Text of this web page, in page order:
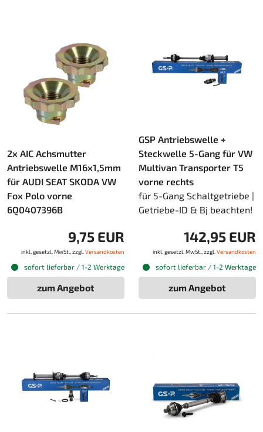
2x AIC Achsmutter
Antriebswelle M16x1,5mm
für AUDI SEAT SKODA VW
Fox Polo vorne
6Q0407396B
9,75 EUR
inkl. gesetzl. MwSt., zzgl. Versandkosten
sofort lieferbar / 1-2 Werktage
zum Angebot
GSP Antriebswelle +
Steckwelle 5-Gang für VW
Multivan Transporter T5
vorne rechts
für 5-Gang Schaltgetriebe |
Getriebe-ID & Bj beachten!
142,95 EUR
inkl. gesetzl. MwSt., zzgl. Versandkosten
sofort lieferbar / 1-2 Werktage
zum Angebot